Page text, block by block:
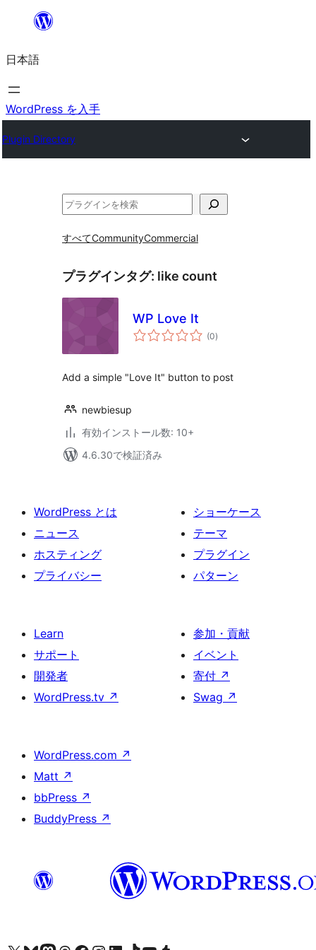
を
ス
キ
プ
日本語
WordPress を入手
Plugin Directory
検
すべてCommunityCommercial
プラグインタグ: like count
WP Love It
(0個
の)
Add a simple "Love It" button to post
newbiesup
有効インストール数: 10+
4.6.30で検証済み
WordPress とは
ニュース
ホスティング
プライバシー
ショーケース
テーマ
プラグイン
パターン
Learn
サポート
開発者
WordPress.tv ↗
参加・貢献
イベント
寄付 ↗
Swag ↗
WordPress.com ↗
Matt ↗
bbPress ↗
BuddyPress ↗